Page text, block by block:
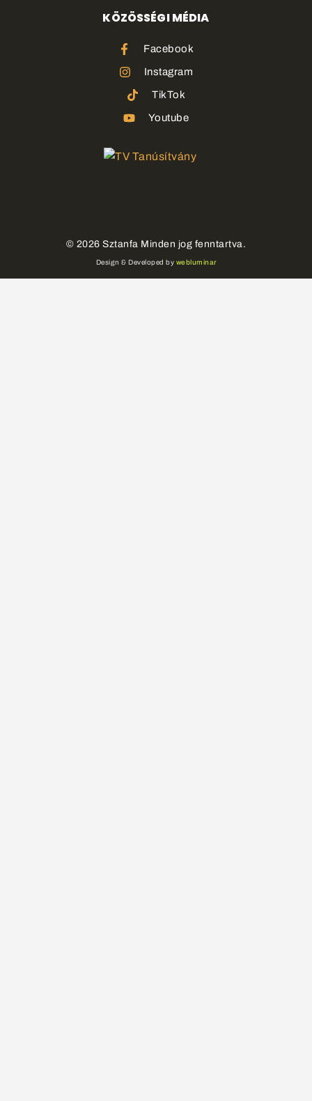
KÖZÖSSÉGI MÉDIA
Facebook
Instagram
TikTok
Youtube
© 2026 Sztanfa Minden jog fenntartva.
Design & Developed by webluminar